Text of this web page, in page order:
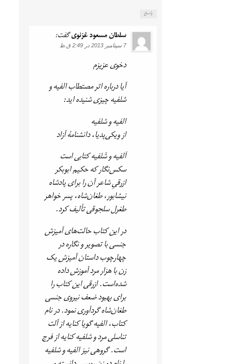
پاسخ
سلطان مسعود غزنویگفت:
7 سپتامبر 2013 در 2:49 ق.ظ
دخوی عزیزم
آیا درباره اثر مصتطاب الفیه و
شلفیه چیزی شنیده اید:
الفیه و شلفیه
از ویکی‌پدیا، دانشنامهٔ آزاد
اَلفیه و شَلفیه کتابی است
سکس‌نگار که حکیم ابوبکر
ازرقیِ شاعر آن را برای پادشاه
نیشابور، طغان‌شاه، پسر خواهر
طغرل سلجوقی تألیف کرد.
در این کتاب حالت‌های آمیزش
جنسی با تصویر و نگاره در
چهارچوب داستان آمیزش یک
زن با هزار مرد آموزش داده
شده‌است. ازرقی این کتاب را
برای بهبود ضعف نیروی جنسی
طغان‌شاه گردآوری نمود. در نام
کتاب، الفیه گویا کنایه از آلت
تناسلی مرد و شلفیه کنایه از فرج
است. گروهی نیز الفیه و شلفیه